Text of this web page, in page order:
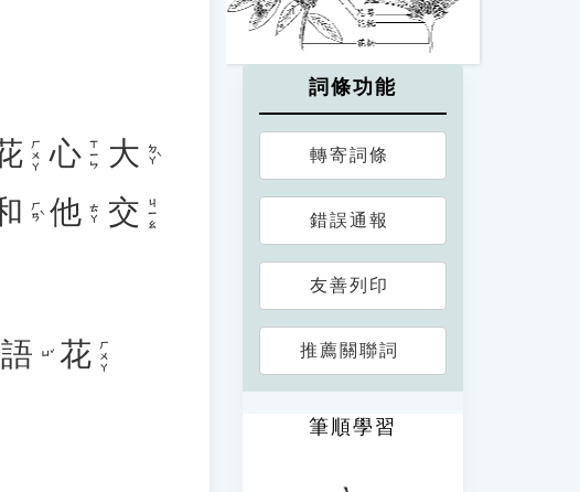
ㄏㄨㄚ 心 ㄒㄧㄣ 大 ㄉㄚˋ
ㄏㄢˋ 他 ㄊㄚ 交 ㄐㄧㄠ
語 ㄩˇ 花 ㄏㄨㄚ
詞條功能
轉寄詞條
錯誤通報
友善列印
推薦關聯詞
筆順學習